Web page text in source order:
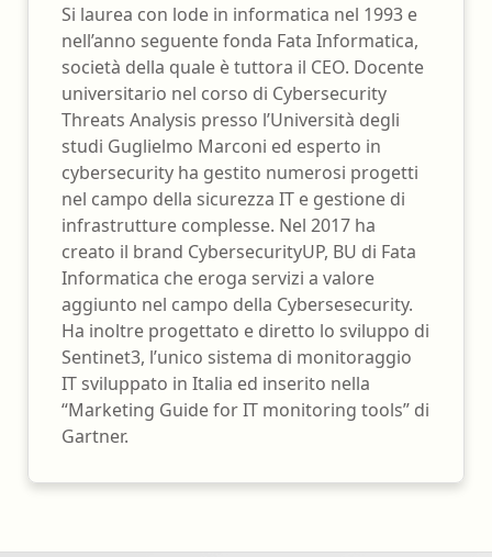
Si laurea con lode in informatica nel 1993 e
nell’anno seguente fonda Fata Informatica,
società della quale è tuttora il CEO. Docente
universitario nel corso di Cybersecurity
Threats Analysis presso l’Università degli
studi Guglielmo Marconi ed esperto in
cybersecurity ha gestito numerosi progetti
nel campo della sicurezza IT e gestione di
infrastrutture complesse. Nel 2017 ha
creato il brand CybersecurityUP, BU di Fata
Informatica che eroga servizi a valore
aggiunto nel campo della Cybersesecurity.
Ha inoltre progettato e diretto lo sviluppo di
Sentinet3, l’unico sistema di monitoraggio
IT sviluppato in Italia ed inserito nella
“Marketing Guide for IT monitoring tools” di
Gartner.